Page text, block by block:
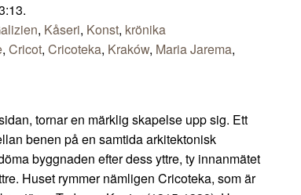
, Kåseri, Konst, krönika
, Cricot, Cricoteka, Kraków, Maria Jarema,
tornar en märklig skapelse upp sig. Ett
benen på en samtida arkitektonisk
byggnaden efter dess yttre, ty innanmätet
Huset rymmer nämligen Cricoteka, som är